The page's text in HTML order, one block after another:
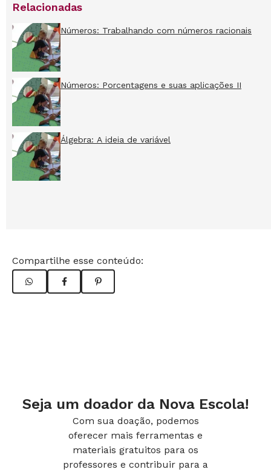
Compartilhe esse conteúdo:
Relacionadas
Números: Trabalhando com números racionais
Números: Porcentagens e suas aplicações II
Álgebra: A ideia de variável
Seja um doador da Nova Escola!
Com sua doação, podemos
oferecer mais ferramentas e
materiais gratuitos para os
professores e contribuir para a